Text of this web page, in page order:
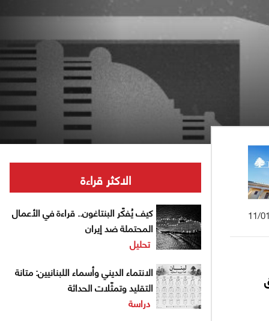
11/
الاكثر قراءة
كيف يُفكّر البنتاغون.. قراءة في الأعمال
المحتملة ضد إيران
تحليل
الانتماء الديني وأسماء اللبنانيين: متانة
التقليد وتمثّلات الحداثة
دراسة